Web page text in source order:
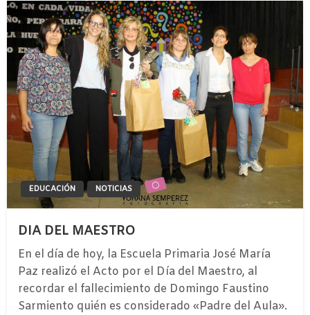
EDUCACIÓN NOTICIAS
DIA DEL MAESTRO
En el día de hoy, la Escuela Primaria José María
Paz realizó el Acto por el Día del Maestro, al
recordar el fallecimiento de Domingo Faustino
Sarmiento quién es considerado «Padre del Aula».